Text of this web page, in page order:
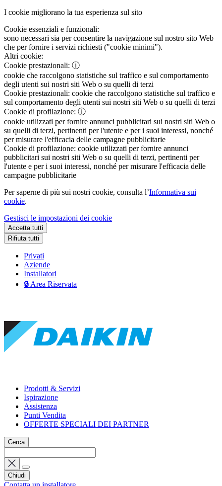
I cookie migliorano la tua esperienza sul sito
Cookie essenziali e funzionali:
sono necessari sia per consentire la navigazione sul nostro sito Web
che per fornire i servizi richiesti ("cookie minimi").
Altri cookie:
Cookie prestazionali: ⓘ
cookie che raccolgono statistiche sul traffico e sul comportamento
degli utenti sui nostri siti Web o su quelli di terzi
Cookie prestazionali: cookie che raccolgono statistiche sul traffico e
sul comportamento degli utenti sui nostri siti Web o su quelli di terzi
Cookie di profilazione: ⓘ
cookie utilizzati per fornire annunci pubblicitari sui nostri siti Web o
su quelli di terzi, pertinenti per l'utente e per i suoi interessi, nonché
per misurare l'efficacia delle campagne pubblicitarie
Cookie di profilazione: cookie utilizzati per fornire annunci
pubblicitari sui nostri siti Web o su quelli di terzi, pertinenti per
l'utente e per i suoi interessi, nonché per misurare l'efficacia delle
campagne pubblicitarie
Per saperne di più sui nostri cookie, consulta l’Informativa sui
cookie.
Gestisci le impostazioni dei cookie
Accetta tutti
Rifiuta tutti
Privati
Aziende
Installatori
🔒 Area Riservata
Prodotti & Servizi
Ispirazione
Assistenza
Punti Vendita
OFFERTE SPECIALI DEI PARTNER
Cerca
Chiudi